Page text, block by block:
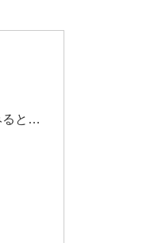
ると…